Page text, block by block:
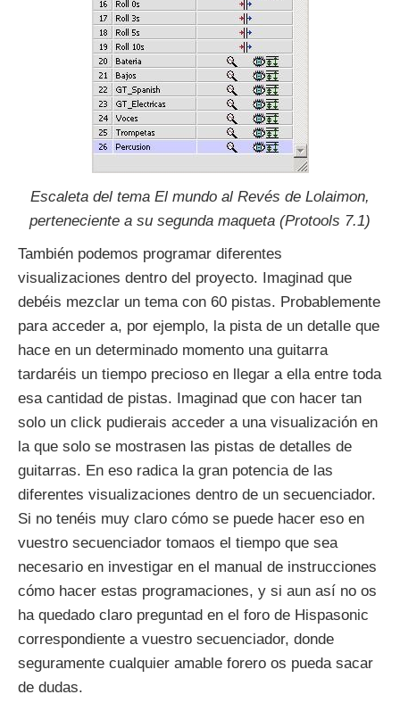
Escaleta del tema El mundo al Revés de Lolaimon,
perteneciente a su segunda maqueta (Protools 7.1)
También podemos programar diferentes
visualizaciones dentro del proyecto. Imaginad que
debéis mezclar un tema con 60 pistas. Probablemente
para acceder a, por ejemplo, la pista de un detalle que
hace en un determinado momento una guitarra
tardaréis un tiempo precioso en llegar a ella entre toda
esa cantidad de pistas. Imaginad que con hacer tan
solo un click pudierais acceder a una visualización en
la que solo se mostrasen las pistas de detalles de
guitarras. En eso radica la gran potencia de las
diferentes visualizaciones dentro de un secuenciador.
Si no tenéis muy claro cómo se puede hacer eso en
vuestro secuenciador tomaos el tiempo que sea
necesario en investigar en el manual de instrucciones
cómo hacer estas programaciones, y si aun así no os
ha quedado claro preguntad en el foro de Hispasonic
correspondiente a vuestro secuenciador, donde
seguramente cualquier amable forero os pueda sacar
de dudas.